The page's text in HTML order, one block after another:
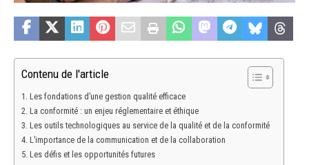
Contenu de l'article
Les fondations d’une gestion qualité efficace
La conformité : un enjeu réglementaire et éthique
Les outils technologiques au service de la qualité et de la conformité
L’importance de la communication et de la collaboration
Les défis et les opportunités futures